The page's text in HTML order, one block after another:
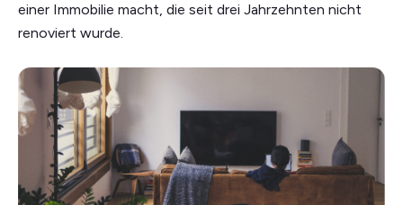
einer Immobilie macht, die seit drei Jahrzehnten nicht
renoviert wurde.